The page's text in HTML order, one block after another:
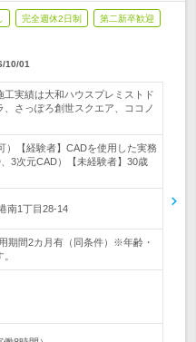
完全週休2日制 第二新卒歓迎
10/01
工実績は大和ハウスプレミストド
さっぽろ創世スクエア、ココノ
）【経験者】CADを使用した実務
3次元CAD）【未経験者】30歳
南1丁目28-14
期間2カ月有（同条件）※年齢・